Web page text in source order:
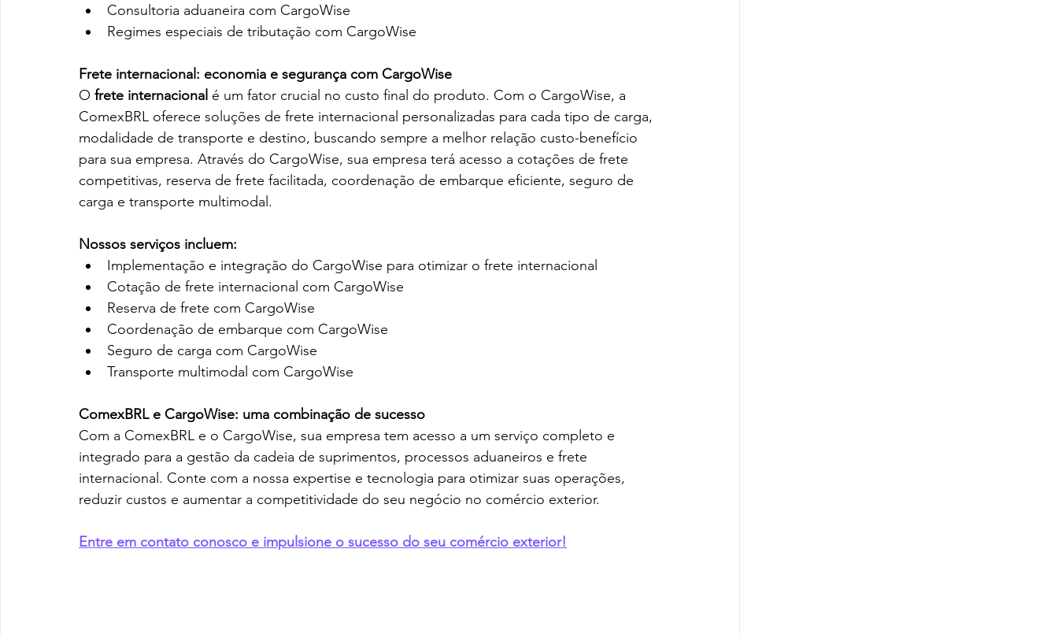
Consultoria aduaneira com CargoWise
Regimes especiais de tributação com CargoWise
Frete internacional: economia e segurança com CargoWise
O frete internacional é um fator crucial no custo final do produto. Com o CargoWise, a
ComexBRL oferece soluções de frete internacional personalizadas para cada tipo de carga,
modalidade de transporte e destino, buscando sempre a melhor relação custo-benefício
para sua empresa. Através do CargoWise, sua empresa terá acesso a cotações de frete
competitivas, reserva de frete facilitada, coordenação de embarque eficiente, seguro de
carga e transporte multimodal.
Nossos serviços incluem:
Implementação e integração do CargoWise para otimizar o frete internacional
Cotação de frete internacional com CargoWise
Reserva de frete com CargoWise
Coordenação de embarque com CargoWise
Seguro de carga com CargoWise
Transporte multimodal com CargoWise
ComexBRL e CargoWise: uma combinação de sucesso
Com a ComexBRL e o CargoWise, sua empresa tem acesso a um serviço completo e
integrado para a gestão da cadeia de suprimentos, processos aduaneiros e frete
internacional. Conte com a nossa expertise e tecnologia para otimizar suas operações,
reduzir custos e aumentar a competitividade do seu negócio no comércio exterior.
Entre em contato conosco e impulsione o sucesso do seu comércio exterior!